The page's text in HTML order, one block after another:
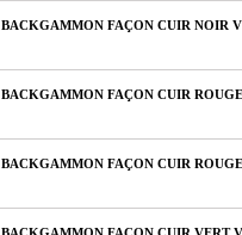
BACKGAMMON FAÇON CUIR NOIR
BACKGAMMON FAÇON CUIR
BACKGAMMON FAÇON CUIR